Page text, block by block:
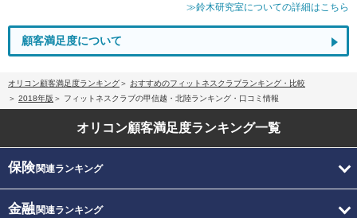
≫鈴木研究室についての詳細はこちら
顧客満足度について
オリコン顧客満足度ランキング
おすすめのフィットネスクラブランキング・比較
2018年版
フィットネスクラブの甲信越・北陸ランキング・口コミ情報
オリコン顧客満足度ランキング一覧
保険関連ランキング
金融関連ランキング